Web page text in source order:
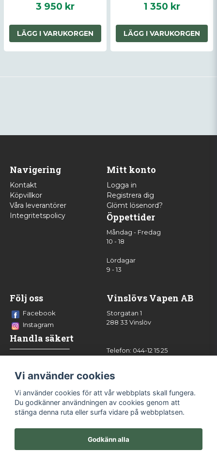
3 950 kr
LÄGG I VARUKORGEN
1 350 kr
LÄGG I VARUKORGEN
Navigering
Kontakt
Köpvillkor
Våra leverantörer
Integritetspolicy
Mitt konto
Logga in
Registrera dig
Glömt lösenord?
Öppettider
Måndag - Fredag
10 - 18
Lördagar
9 - 13
Följ oss
Facebook
Instagram
Handla säkert
Vinslövs Vapen AB
Storgatan 1
288 33 Vinslöv
Telefon: 044-12 15 25
Vi använder cookies
Vi använder cookies för att vår webbplats skall fungera.
Du godkänner användningen av cookies genom att
stänga denna ruta eller surfa vidare på webbplatsen.
Godkänn alla